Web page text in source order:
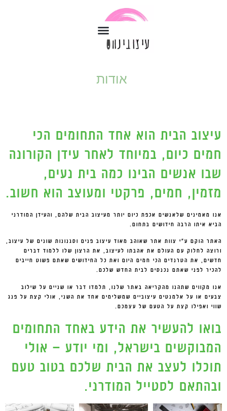
אודות
עיצוב הבית הוא אחד התחומים הכי
חמים כיום, במיוחד לאחר עידן הקורונה
שבו אנשים הבינו כמה בית נעים,
מזמין, חמים, פרקטי ומעוצב הוא חשוב.
אנו מאמינים שלאנשים אכפת כיום יותר מעיצוב הבית שלהם, והעידן המודרני
הביא איתו הרבה חידושים בתחום.
האתר הוקם ע"י צוות אתר שאוהב מאוד עיצוב פנים וסגנונות שונים של עיצוב,
ורוצה לחלוק עם העולם את אהבתו לעיצוב, את הרצון שלו ללמוד דברים
חדשים, את הטרנדים הכי חמים היום ואת כל החידושים שאתם פשוט חייבים
להכיר לפני שאתם נכנסים לבית החדש שלכם.
אנו מקווים שתהנו מהקריאה באתר שלנו, תלמדו דבר או שניים על שילוב
צבעים או על אלמנטים עיצוביים שמשלימים אחד את השני, אולי קצת על פנג
שווי ואפילו קצת על הטעם של עצמכם.
בואו להעשיר את הידע באחד התחומים
המבוקשים בישראל, ומי יודע – אולי
תוכלו לעצב את הבית שלכם בטוב טעם
ובהתאם לסטייל המודרני.